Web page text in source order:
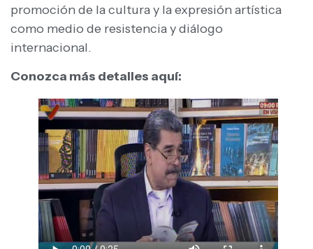
promoción de la cultura y la expresión artística
como medio de resistencia y diálogo
internacional.
Conozca más detalles aquí: